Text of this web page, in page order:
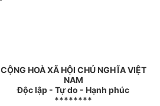
CỘNG HOÀ XÃ HỘI CHỦ NGHĨA VIỆT
NAM
Độc lập - Tự do - Hạnh phúc
********